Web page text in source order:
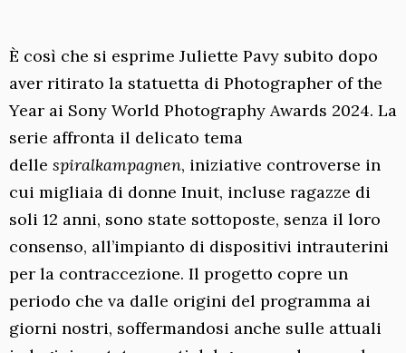
È così che si esprime Juliette Pavy subito dopo
aver ritirato la statuetta di Photographer of the
Year ai Sony World Photography Awards 2024. La
serie affronta il delicato tema
delle spiralkampagnen, iniziative controverse in
cui migliaia di donne Inuit, incluse ragazze di
soli 12 anni, sono state sottoposte, senza il loro
consenso, all’impianto di dispositivi intrauterini
per la contraccezione. Il progetto copre un
periodo che va dalle origini del programma ai
giorni nostri, soffermandosi anche sulle attuali